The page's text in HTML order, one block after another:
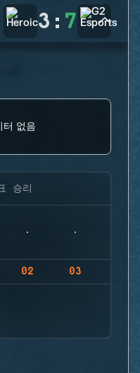
3 : 7
터 없음
승리
02 03